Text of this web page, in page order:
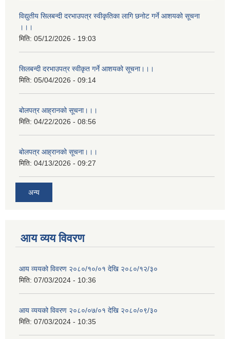
विद्युतीय सिलबन्दी दरभाउपत्र स्वीकृतिका लागि छनोट गर्ने आशयको सूचना
।।।
मिति: 05/12/2026 - 19:03
सिलबन्दी दरभाउपत्र स्वीकृत गर्ने आशयको सूचना।।।
मिति: 05/04/2026 - 09:14
बोलपत्र आह्रानको सूचना।।।
मिति: 04/22/2026 - 08:56
बोलपत्र आह्रानको सूचना।।।
मिति: 04/13/2026 - 09:27
अन्य
आय व्यय विवरण
आय व्ययको विवरण २०८०/१०/०१ देखि २०८०/१२/३०
मिति: 07/03/2024 - 10:36
आय व्ययको विवरण २०८०/०७/०१ देखि २०८०/०९/३०
मिति: 07/03/2024 - 10:35